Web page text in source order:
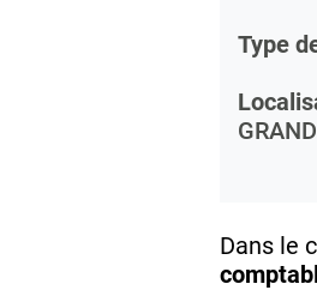
Type
GRAND
Dans le